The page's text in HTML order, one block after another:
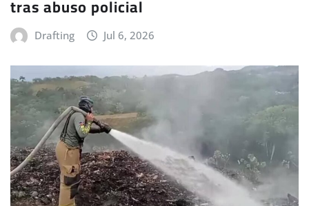
tras abuso policial
Drafting Jul 6, 2026